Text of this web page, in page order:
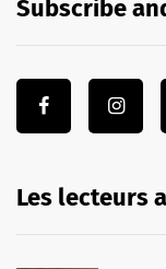
Subscribe
Les lecteurs